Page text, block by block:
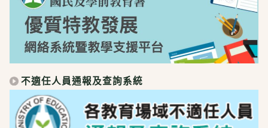
不適任人員通報及查詢系統